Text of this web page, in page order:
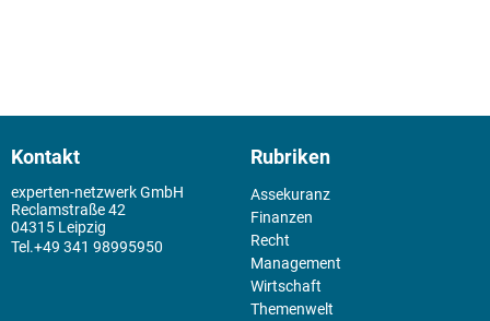
Kontakt
experten-netzwerk GmbH
Reclamstraße 42
04315 Leipzig
+49 341 98995950
Rubriken
Assekuranz
Finanzen
Recht
Management
Wirtschaft
Themenwelt